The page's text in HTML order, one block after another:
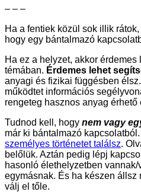
– – –
Ha a fentiek közül sok illik
hogy egy bántalmazó
Ha ez a helyzet, akkor
témában. Érdemes lehet
anyagi és fizikai függésben
működtet információs
rengeteg hasznos anyag érhető
Tudnod kell, hogy nem vagy
már ki bántalmazó kapcsolatból.
személyes történetet találsz.
belőlük. Aztán pedig lépj
hasonló élethelyzetben
egymásnak. És ha készen állsz
válj el tőle.